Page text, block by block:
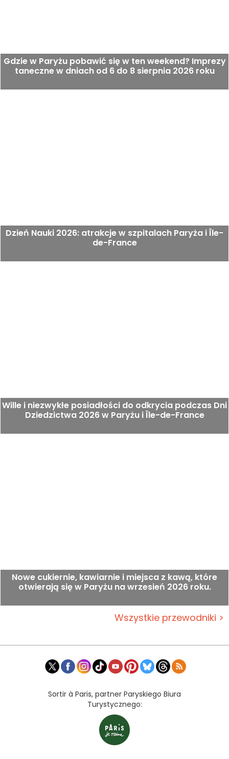
Gdzie w Paryżu pobawić się w ten weekend? Imprezy
taneczne w dniach od 6 do 8 sierpnia 2026 roku
Dzień Nauki 2026: atrakcje w szpitalach Paryża i Île-
de-France
Wille i niezwykłe posiadłości do odkrycia podczas Dni
Dziedzictwa 2026 w Paryżu i Île-de-France
Nowe cukiernie, kawiarnie i miejsca z kawą, które
otwierają się w Paryżu na wrzesień 2026 roku.
Wszystkie przewodniki >
Sortir à Paris, partner Paryskiego Biura
Turystycznego: